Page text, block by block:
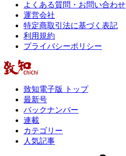
よくある質問・お問い合わせ
運営会社
特定商取引法に基づく表記
利用規約
プライバシーポリシー
致知電子版 トップ
最新号
バックナンバー
連載
カテゴリー
人気記事